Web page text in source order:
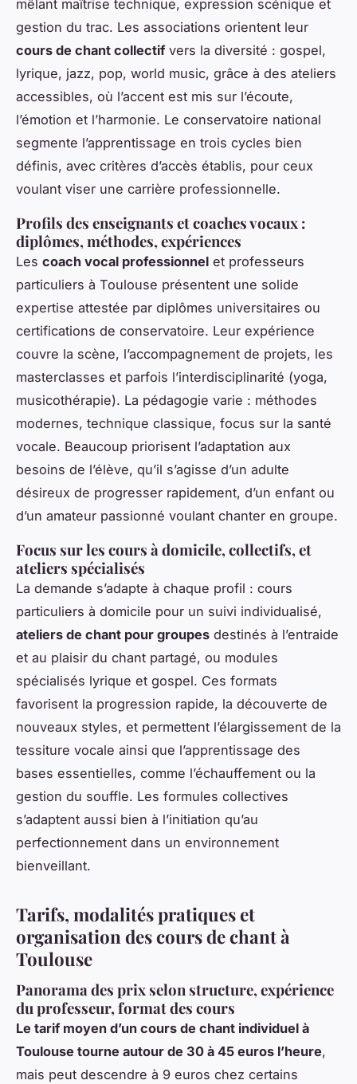
mêlant maîtrise technique, expression scénique et
gestion du trac. Les associations orientent leur
cours de chant collectifvers la diversité : gospel,
lyrique, jazz, pop, world music, grâce à des ateliers
accessibles, où l’accent est mis sur l’écoute,
l’émotion et l’harmonie. Le conservatoire national
segmente l’apprentissage en trois cycles bien
définis, avec critères d’accès établis, pour ceux
voulant viser une carrière professionnelle.
Profils des enseignants et coaches vocaux :
diplômes, méthodes, expériences
Les coach vocal professionnel et professeurs
particuliers à Toulouse présentent une solide
expertise attestée par diplômes universitaires ou
certifications de conservatoire. Leur expérience
couvre la scène, l’accompagnement de projets, les
masterclasses et parfois l’interdisciplinarité (yoga,
musicothérapie). La pédagogie varie : méthodes
modernes, technique classique, focus sur la santé
vocale. Beaucoup priorisent l’adaptation aux
besoins de l’élève, qu’il s’agisse d’un adulte
désireux de progresser rapidement, d’un enfant ou
d’un amateur passionné voulant chanter en groupe.
Focus sur les cours à domicile, collectifs, et
ateliers spécialisés
La demande s’adapte à chaque profil : cours
particuliers à domicile pour un suivi individualisé,
ateliers de chant pour groupes destinés à l’entraide
et au plaisir du chant partagé, ou modules
spécialisés lyrique et gospel. Ces formats
favorisent la progression rapide, la découverte de
nouveaux styles, et permettent l’élargissement de la
tessiture vocale ainsi que l’apprentissage des
bases essentielles, comme l’échauffement ou la
gestion du souffle. Les formules collectives
s’adaptent aussi bien à l’initiation qu’au
perfectionnement dans un environnement
bienveillant.
Tarifs, modalités pratiques et
organisation des cours de chant à
Toulouse
Panorama des prix selon structure, expérience
du professeur, format des cours
Le tarif moyen d’un cours de chant individuel à
Toulouse tourne autour de 30 à 45 euros l’heure,
mais peut descendre à 9 euros chez certains